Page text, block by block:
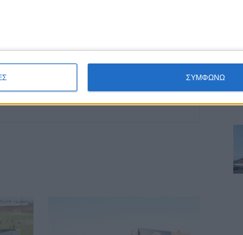
ΣΥΜΦΩΝΩ
Καρδίτσας